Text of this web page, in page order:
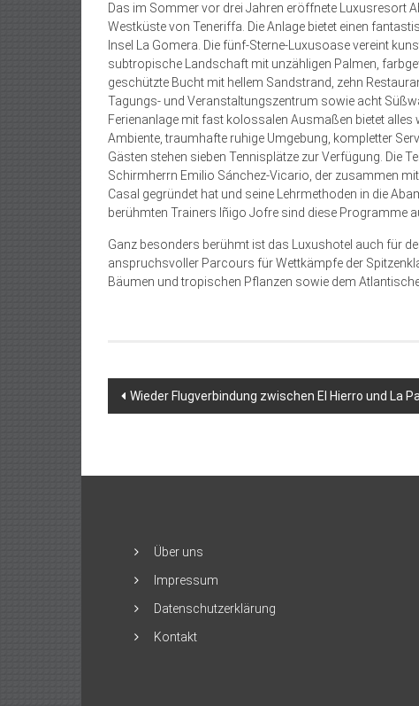
Das im Sommer vor drei Jahren eröffnete Luxusresort
Westküste von Teneriffa. Die Anlage bietet einen
Insel La Gomera. Die fünf-Sterne-Luxusoase vereint
subtropische Landschaft mit unzähligen Palmen,
geschützte Bucht mit hellem Sandstrand, zehn
Tagungs- und Veranstaltungszentrum sowie acht
Ferienanlage mit fast kolossalen Ausmaßen bietet
Ambiente, traumhafte ruhige Umgebung, kompletter
Gästen stehen sieben Tennisplätze zur Verfügung. Die
Schirmherrn Emilio Sánchez-Vicario, der zusammen
Casal gegründet hat und seine Lehrmethoden in die
berühmten Trainers Iñigo Jofre sind diese Programme
Ganz besonders berühmt ist das Luxushotel auch für
anspruchsvoller Parcours für Wettkämpfe der
Bäumen und tropischen Pflanzen sowie dem
Beitragsnavigation
Wieder Flugverbindung zwischen El Hierro und La
Über uns
Impressum
Datenschutzerklärung
Kontakt